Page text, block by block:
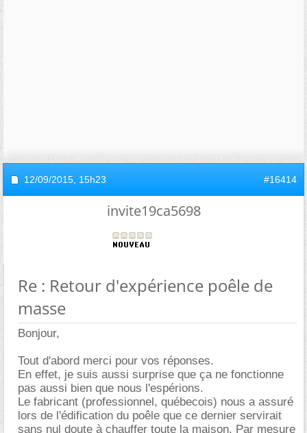
12/09/2015, 15h23 #16414
invite19ca5698
Re : Retour d'expérience poêle de
masse
Bonjour,
Tout d'abord merci pour vos réponses.
En effet, je suis aussi surprise que ça ne fonctionne
pas aussi bien que nous l'espérions.
Le fabricant (professionnel, québecois) nous a assuré
lors de l'édification du poêle que ce dernier servirait
sans nul doute à chauffer toute la maison. Par mesure